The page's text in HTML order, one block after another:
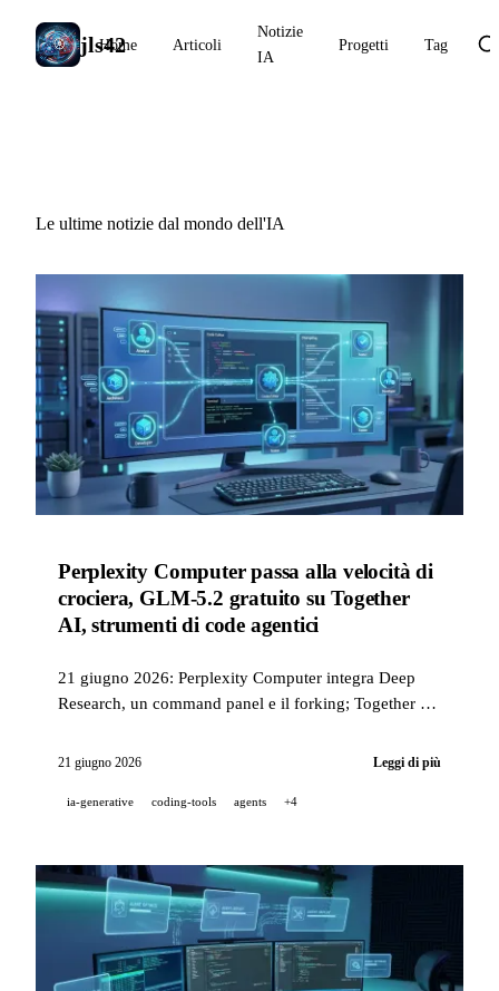
jls42
Home Articoli
Notizie
IA
Progetti Tag
Le ultime notizie dal mondo dell'IA
Perplexity Computer passa alla velocità di
crociera, GLM-5.2 gratuito su Together
AI, strumenti di code agentici
21 giugno 2026: Perplexity Computer integra Deep
Research, un command panel e il forking; Together AI
più veloce su OpenRouter; Amp accelera il suo
i Custom Agents; v0 introduce la modalità Annotations
21 giugno 2026 Leggi di più
ia-generative coding-tools agents +4